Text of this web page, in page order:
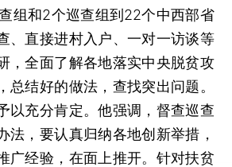
组和2个巡查组到22个中西部省
、直接进村入户、一对一访谈等
，全面了解各地落实中央脱贫攻
总结好的做法，查找突出问题。
以充分肯定。他强调，督查巡查
法，要认真归纳各地创新举措，
广经验，在面上推开。针对扶贫